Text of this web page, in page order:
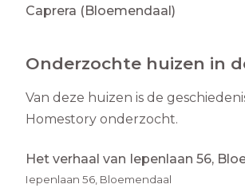
Caprera (Bloemendaal)
Onderzochte huizen in
Van deze huizen is de
Homestory onderzocht.
Het verhaal van Iepenlaan 56,
Iepenlaan 56, Bloemendaal